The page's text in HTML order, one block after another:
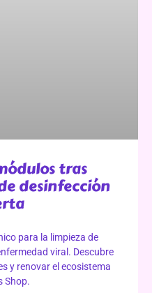
tras
desinfección
para la limpieza de
viral. Descubre
y renovar el ecosistema
Shop.